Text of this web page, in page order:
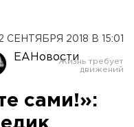
СЕНТЯБРЯ 2018 В 15:01
ЕАНовости
сами!»: